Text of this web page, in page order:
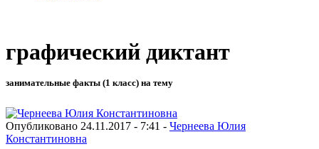
графический диктант
занимательные факты (1 класс) на тему
Опубликовано 24.11.2017 - 7:41 - Чернеева Юлия
Константиновна